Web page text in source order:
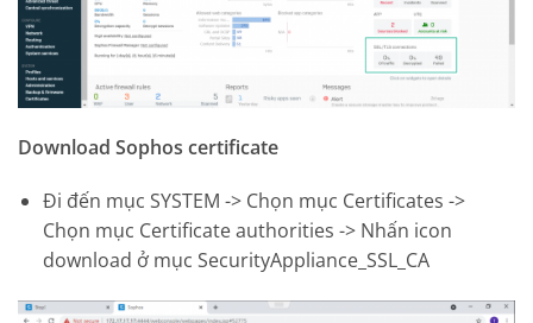
Download Sophos certificate
Đi đến mục SYSTEM -> Chọn mục Certificates ->
Chọn mục Certificate authorities -> Nhấn icon
download ở mục SecurityAppliance_SSL_CA